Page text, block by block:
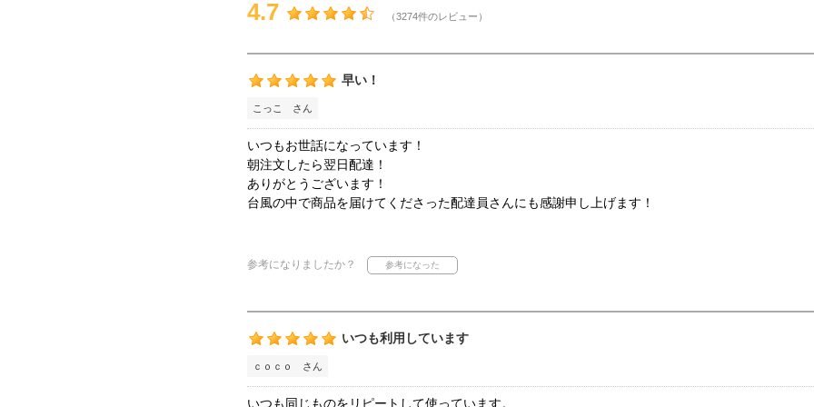
4.7 （3274件のレビュー）
早い！
こっこ さん
いつもお世話になっています！
朝注文したら翌日配達！
ありがとうございます！
台風の中で商品を届けてくださった配達員さんにも感謝申し上げます！
参考になりましたか？
いつも利用しています
ｃｏｃｏ さん
いつも同じものをリピートして使っています。